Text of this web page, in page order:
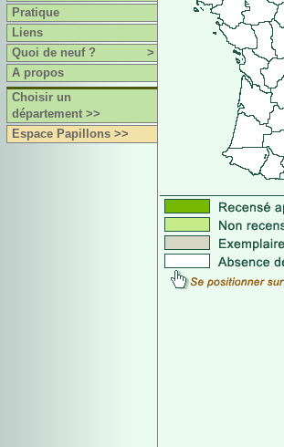
Pratique
Liens
Quoi de neuf ?
>
A propos
Choisir un
département >>
Espace Papillons >>